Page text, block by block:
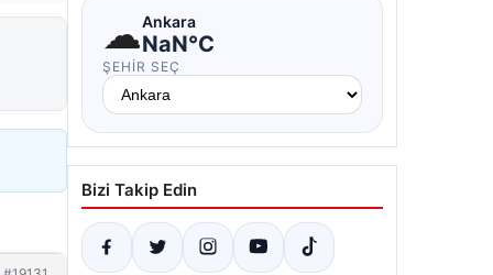
☁Ankara
NaN°C
ŞEHIR SEÇ
Bizi Takip Edin